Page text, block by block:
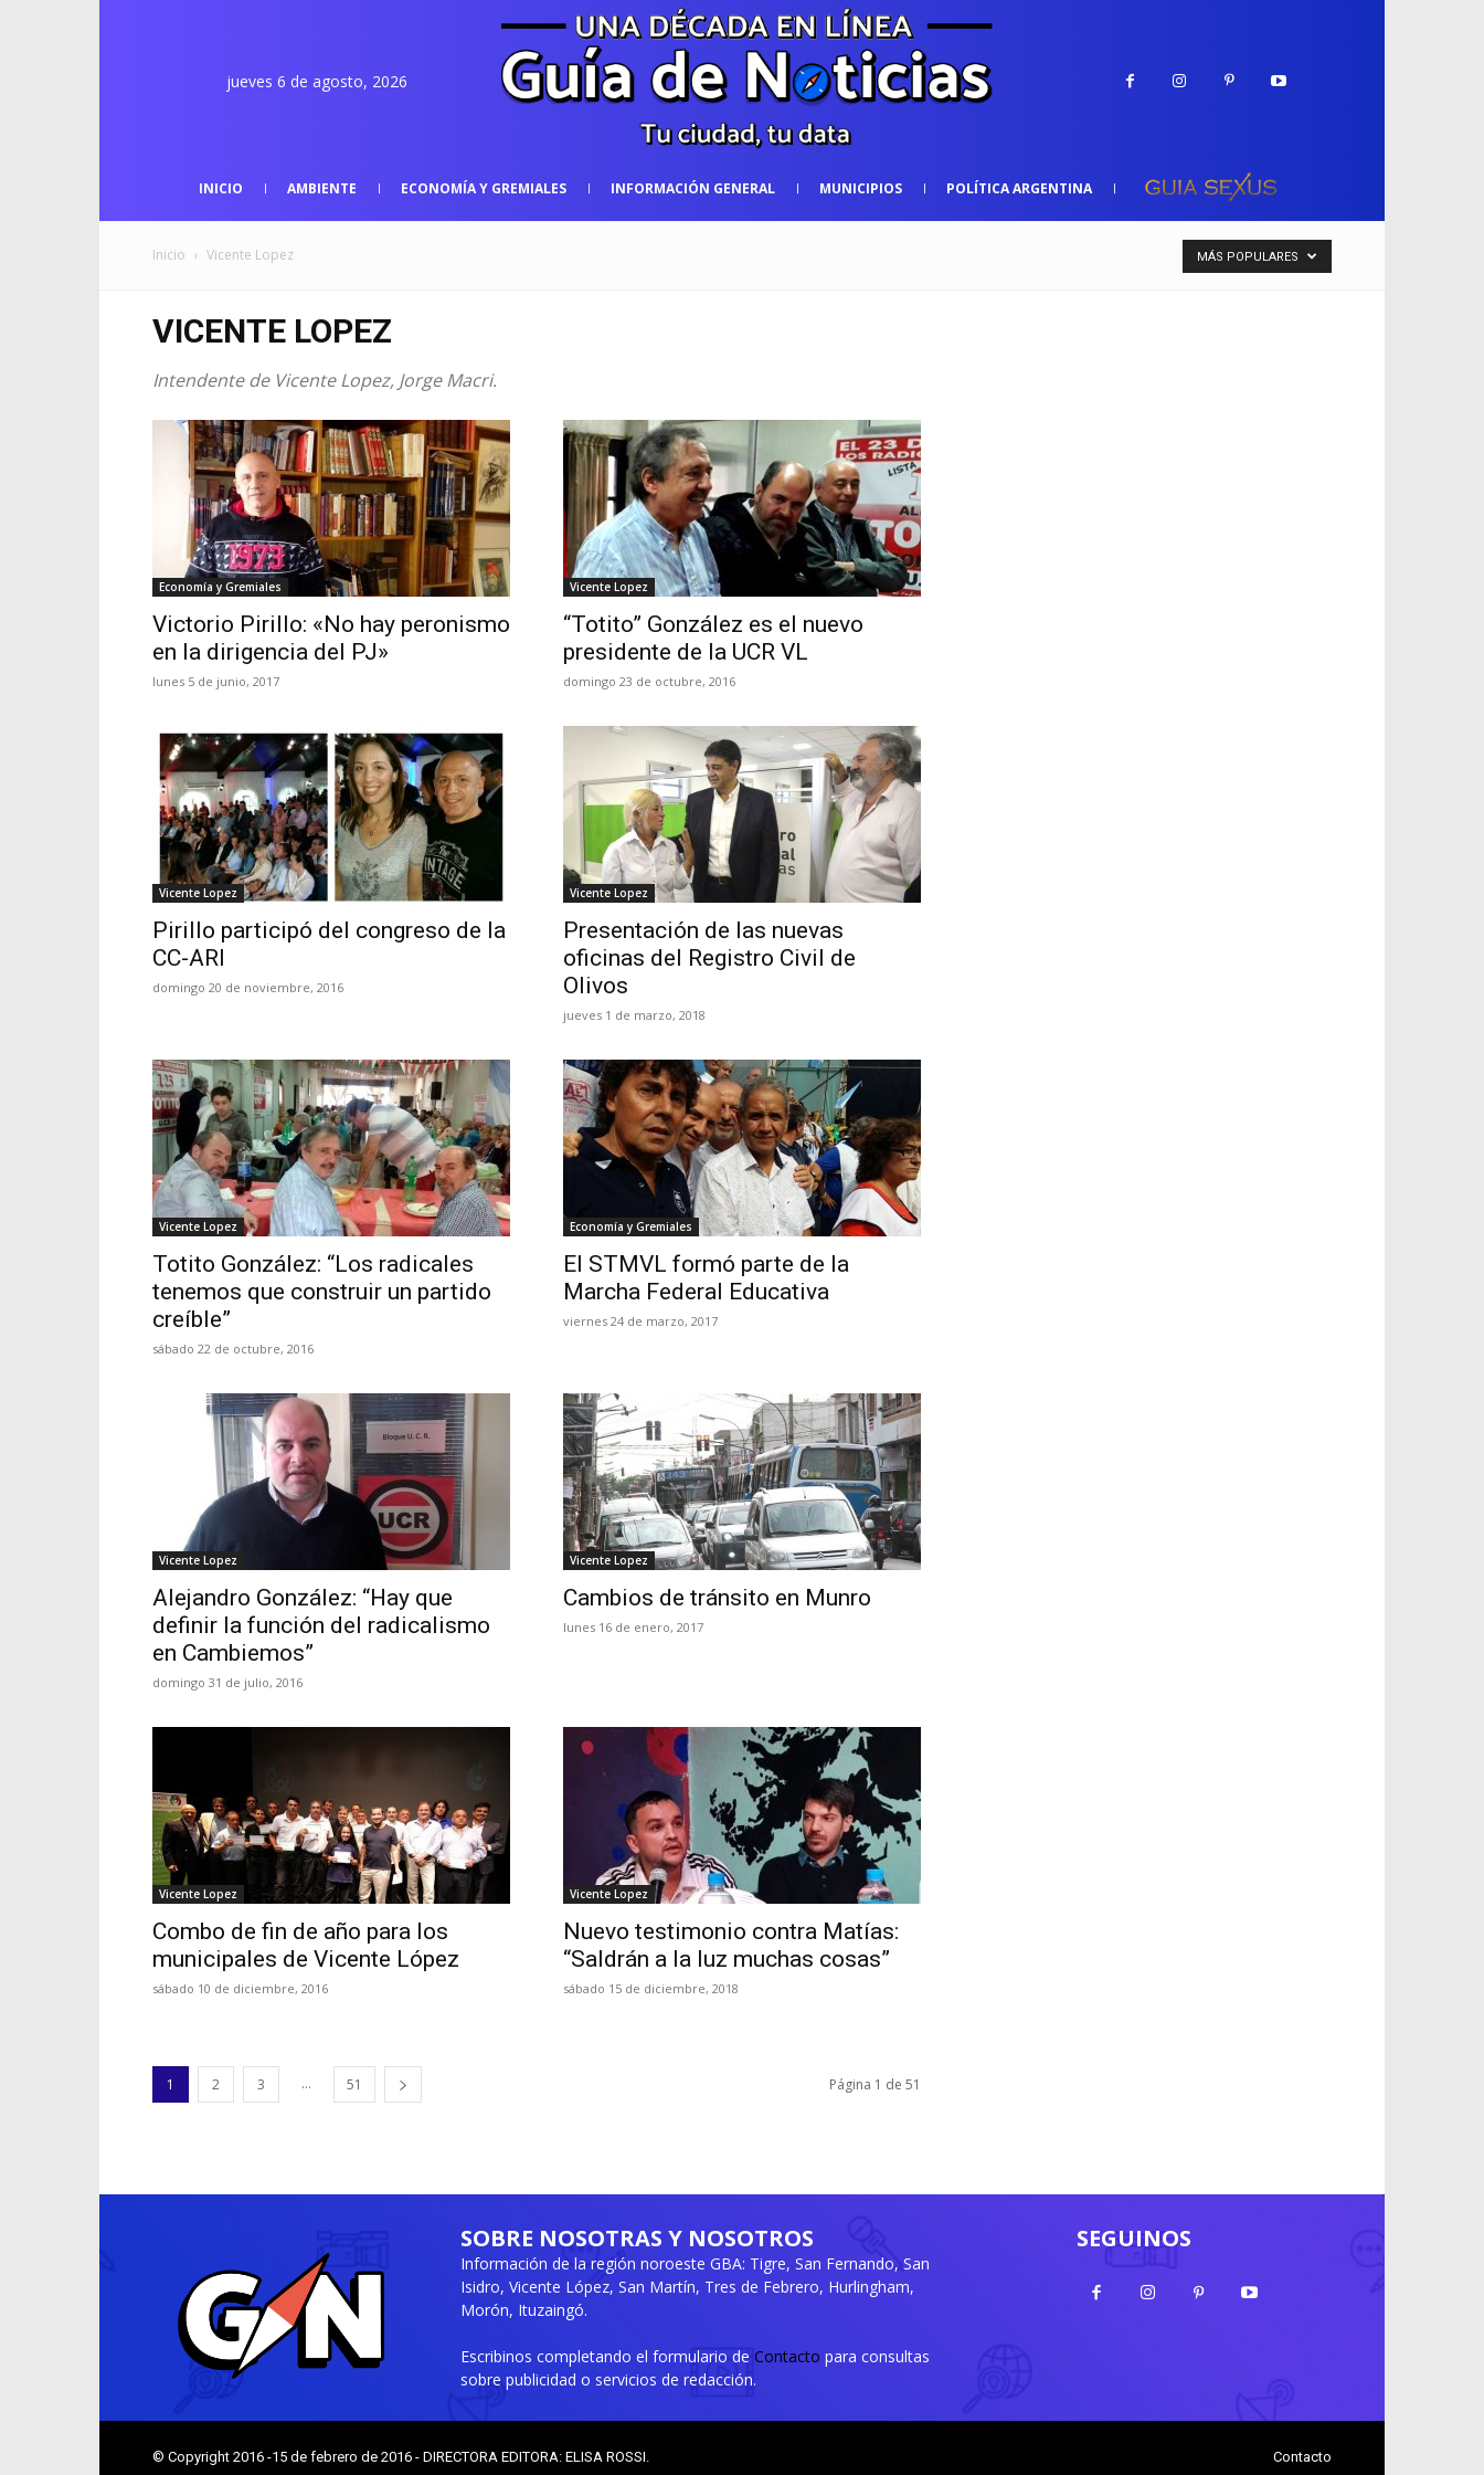
jueves 6 de agosto, 2026
INICIO AMBIENTE ECONOMÍA Y GREMIALES INFORMACIÓN GENERAL MUNICIPIOS POLÍTICA ARGENTINA
Inicio Vicente Lopez MÁS POPULARES
VICENTE LOPEZ
Intendente de Vicente Lopez, Jorge Macri.
Economía y Gremiales
Victorio Pirillo: «No hay peronismo
en la dirigencia del PJ»
lunes 5 de junio, 2017
Vicente Lopez
“Totito” González es el nuevo
presidente de la UCR VL
domingo 23 de octubre, 2016
Vicente Lopez
Pirillo participó del congreso de la
CC-ARI
domingo 20 de noviembre, 2016
Vicente Lopez
Presentación de las nuevas
oficinas del Registro Civil de
Olivos
jueves 1 de marzo, 2018
Vicente Lopez
Totito González: “Los radicales
tenemos que construir un partido
creíble”
sábado 22 de octubre, 2016
Economía y Gremiales
El STMVL formó parte de la
Marcha Federal Educativa
viernes 24 de marzo, 2017
Vicente Lopez
Alejandro González: “Hay que
definir la función del radicalismo
en Cambiemos”
domingo 31 de julio, 2016
Vicente Lopez
Cambios de tránsito en Munro
lunes 16 de enero, 2017
Vicente Lopez
Combo de fin de año para los
municipales de Vicente López
sábado 10 de diciembre, 2016
Vicente Lopez
Nuevo testimonio contra Matías:
“Saldrán a la luz muchas cosas”
sábado 15 de diciembre, 2018
1 2 3 ... 51 Página 1 de 51
SOBRE NOSOTRAS Y NOSOTROS
Información de la región noroeste GBA: Tigre, San Fernando, San
Isidro, Vicente López, San Martín, Tres de Febrero, Hurlingham,
Morón, Ituzaingó.
Escribinos completando el formulario de Contacto para consultas
sobre publicidad o servicios de redacción.
SEGUINOS
© Copyright 2016 -15 de febrero de 2016 - DIRECTORA EDITORA: ELISA ROSSI. Contacto